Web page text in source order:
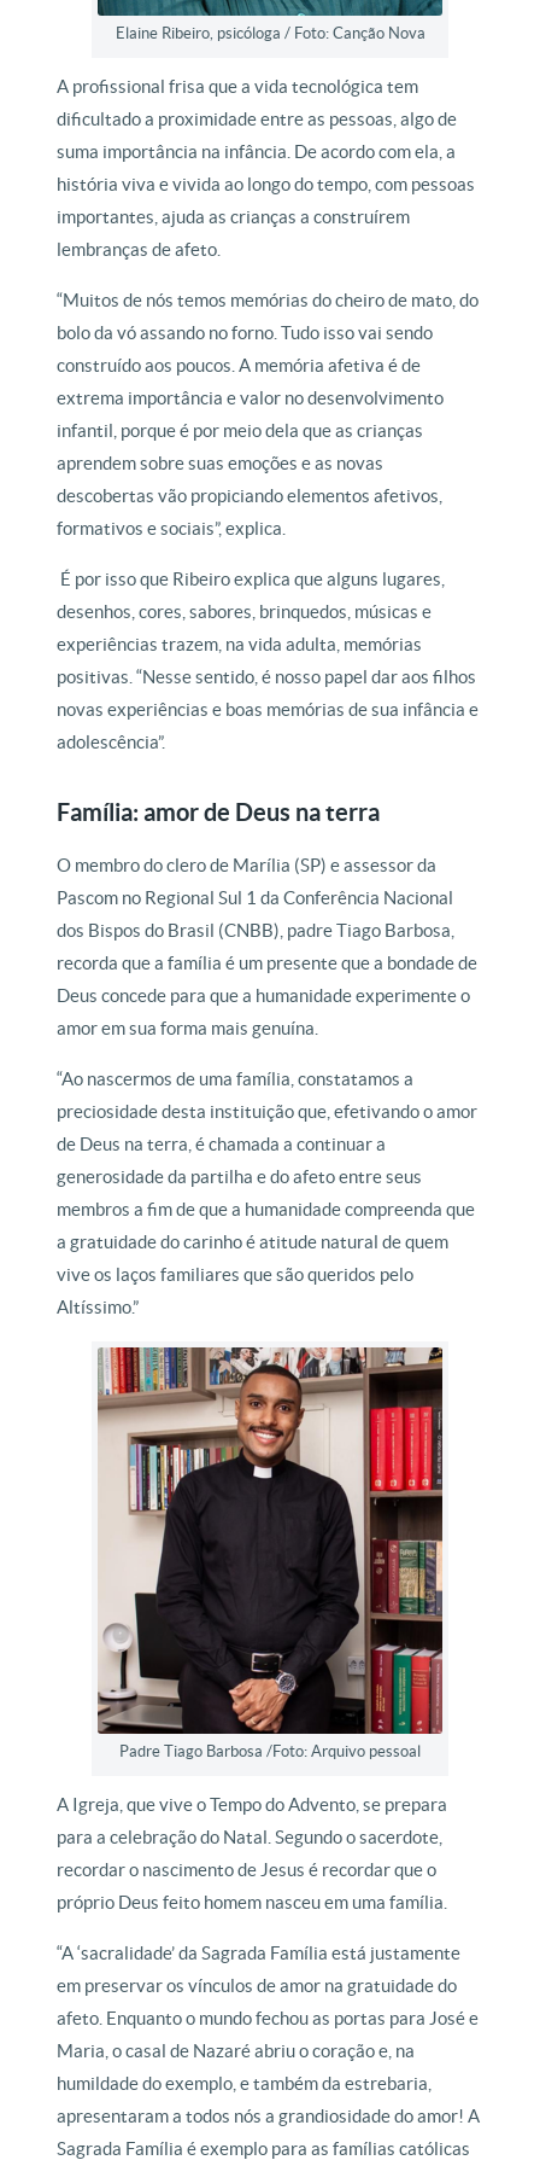
Elaine Ribeiro, psicóloga / Foto: Canção Nova
A profissional frisa que a vida tecnológica tem
dificultado a proximidade entre as pessoas, algo de
suma importância na infância. De acordo com ela, a
história viva e vivida ao longo do tempo, com pessoas
importantes, ajuda as crianças a construírem
lembranças de afeto.
“Muitos de nós temos memórias do cheiro de mato, do
bolo da vó assando no forno. Tudo isso vai sendo
construído aos poucos. A memória afetiva é de
extrema importância e valor no desenvolvimento
infantil, porque é por meio dela que as crianças
aprendem sobre suas emoções e as novas
descobertas vão propiciando elementos afetivos,
formativos e sociais”, explica.
É por isso que Ribeiro explica que alguns lugares,
desenhos, cores, sabores, brinquedos, músicas e
experiências trazem, na vida adulta, memórias
positivas. “Nesse sentido, é nosso papel dar aos filhos
novas experiências e boas memórias de sua infância e
adolescência”.
Família: amor de Deus na terra
O membro do clero de Marília (SP) e assessor da
Pascom no Regional Sul 1 da Conferência Nacional
dos Bispos do Brasil (CNBB), padre Tiago Barbosa,
recorda que a família é um presente que a bondade de
Deus concede para que a humanidade experimente o
amor em sua forma mais genuína.
“Ao nascermos de uma família, constatamos a
preciosidade desta instituição que, efetivando o amor
de Deus na terra, é chamada a continuar a
generosidade da partilha e do afeto entre seus
membros a fim de que a humanidade compreenda que
a gratuidade do carinho é atitude natural de quem
vive os laços familiares que são queridos pelo
Altíssimo.”
Padre Tiago Barbosa /Foto: Arquivo pessoal
A Igreja, que vive o Tempo do Advento, se prepara
para a celebração do Natal. Segundo o sacerdote,
recordar o nascimento de Jesus é recordar que o
próprio Deus feito homem nasceu em uma família.
“A ‘sacralidade’ da Sagrada Família está justamente
em preservar os vínculos de amor na gratuidade do
afeto. Enquanto o mundo fechou as portas para José e
Maria, o casal de Nazaré abriu o coração e, na
humildade do exemplo, e também da estrebaria,
apresentaram a todos nós a grandiosidade do amor! A
Sagrada Família é exemplo para as famílias católicas